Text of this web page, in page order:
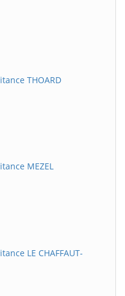
THOARD
MEZEL
LE CHAFFAUT-